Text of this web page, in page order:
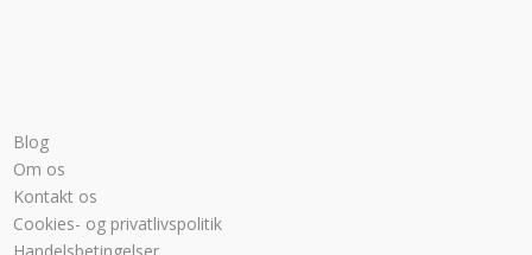
Blog
Om os
Kontakt os
Cookies- og privatlivspolitik
Handelsbetingelser